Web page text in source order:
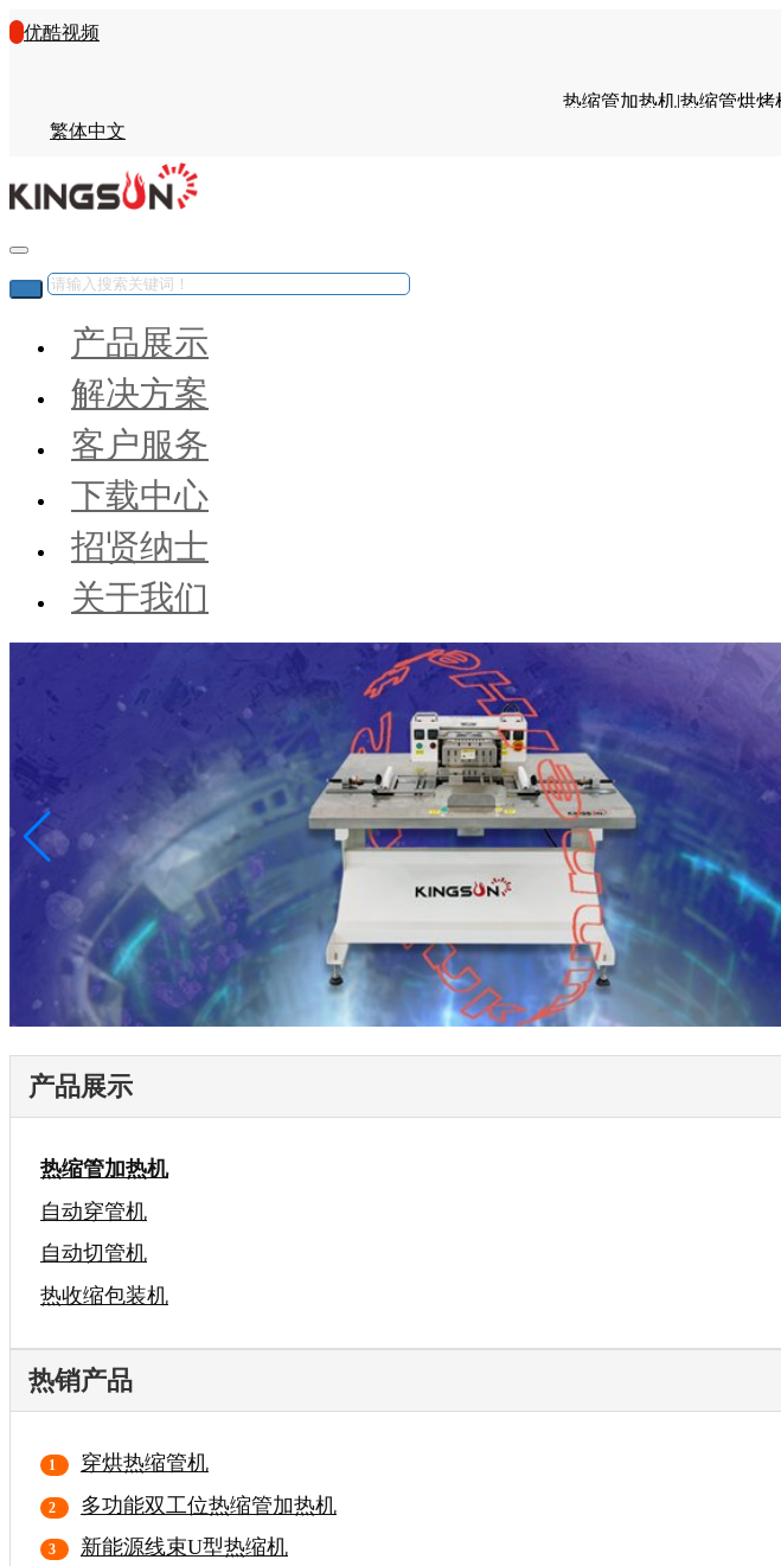
优酷视频
热缩管加热机|热缩管烘
繁体中文
产品展示
解决方案
客户服务
下载中心
招贤纳士
关于我们
产品展示
热缩管加热机
自动穿管机
自动切管机
热收缩包装机
热销产品
穿烘热缩管机
多功能双工位热缩管加热机
新能源线束U型热缩机